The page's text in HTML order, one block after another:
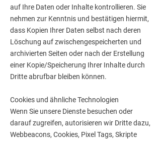
auf Ihre Daten oder Inhalte kontrollieren. Sie
nehmen zur Kenntnis und bestätigen hiermit,
dass Kopien Ihrer Daten selbst nach deren
Löschung auf zwischengespeicherten und
archivierten Seiten oder nach der Erstellung
einer Kopie/Speicherung Ihrer Inhalte durch
Dritte abrufbar bleiben können.
Cookies und ähnliche Technologien
Wenn Sie unsere Dienste besuchen oder
darauf zugreifen, autorisieren wir Dritte dazu,
Webbeacons, Cookies, Pixel Tags, Skripte